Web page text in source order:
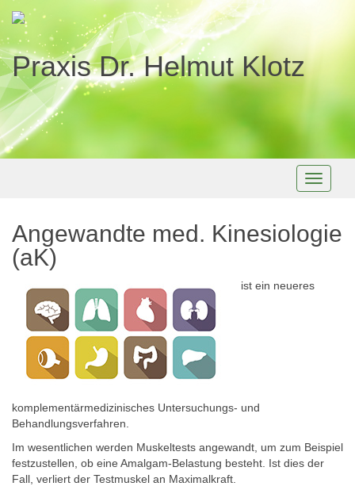
Praxis Dr. Helmut Klotz
Toggle
Angewandte med. Kinesiologie
(aK)
ist ein neueres
komplementärmedizinisches Untersuchungs- und
Behandlungsverfahren.
Im wesentlichen werden Muskeltests angewandt, um zum Beispiel
festzustellen, ob eine Amalgam-Belastung besteht. Ist dies der
Fall, verliert der Testmuskel an Maximalkraft.